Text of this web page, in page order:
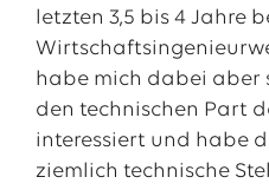
letzten 3,5 bis 4 Jahre
habe mich dabei aber
den technischen Part
interessiert und habe
ziemlich technische